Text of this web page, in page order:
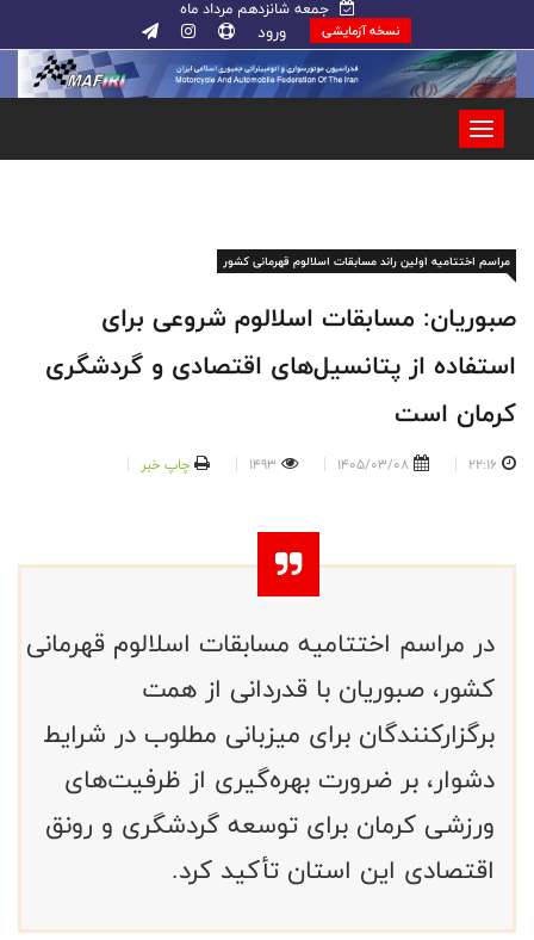
جمعه شانزدهم مرداد ماه
نسخه آزمایشی ورود
مراسم اختتامیه اولین راند مسابقات اسلالوم قهرمانی کشور
صبوریان: مسابقات اسلالوم شروعی برای
استفاده از پتانسیل‌های اقتصادی و گردشگری
کرمان است
22:16
1405/03/08
1493 چاپ خبر
در مراسم اختتامیه مسابقات اسلالوم قهرمانی
کشور، صبوریان با قدردانی از همت
برگزارکنندگان برای میزبانی مطلوب در شرایط
دشوار، بر ضرورت بهره‌گیری از ظرفیت‌های
ورزشی کرمان برای توسعه گردشگری و رونق
اقتصادی این استان تأکید کرد.